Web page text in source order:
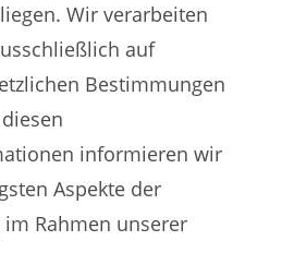
Wir verarbeiten
auf
Bestimmungen
diesen
informieren wir
Aspekte der
Rahmen unserer